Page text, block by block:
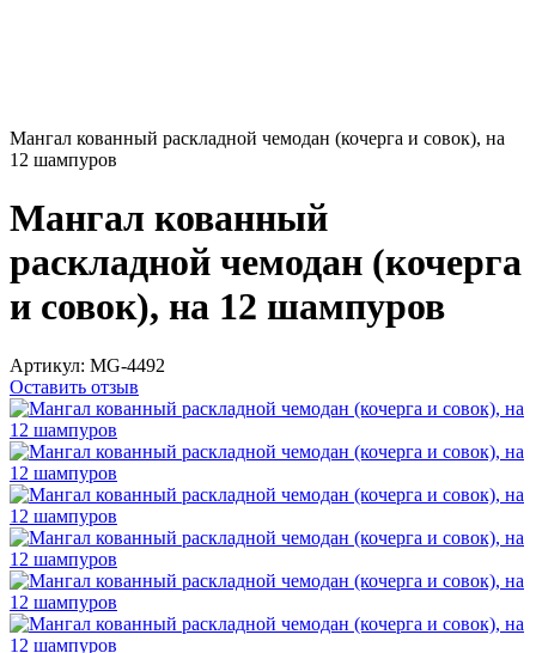
Мангал кованный раскладной чемодан (кочерга и совок), на
12 шампуров
Мангал кованный
раскладной чемодан (кочерга
и совок), на 12 шампуров
Артикул: MG-4492
Оставить отзыв